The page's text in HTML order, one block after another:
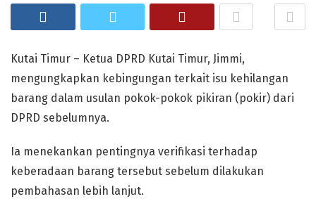
Kutai Timur – Ketua DPRD Kutai Timur, Jimmi,
mengungkapkan kebingungan terkait isu kehilangan
barang dalam usulan pokok-pokok pikiran (pokir) dari
DPRD sebelumnya.
Ia menekankan pentingnya verifikasi terhadap
keberadaan barang tersebut sebelum dilakukan
pembahasan lebih lanjut.